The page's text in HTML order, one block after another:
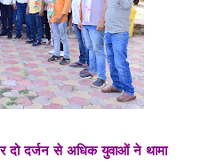
दो दर्जन से अधिक युवाओं ने थामा